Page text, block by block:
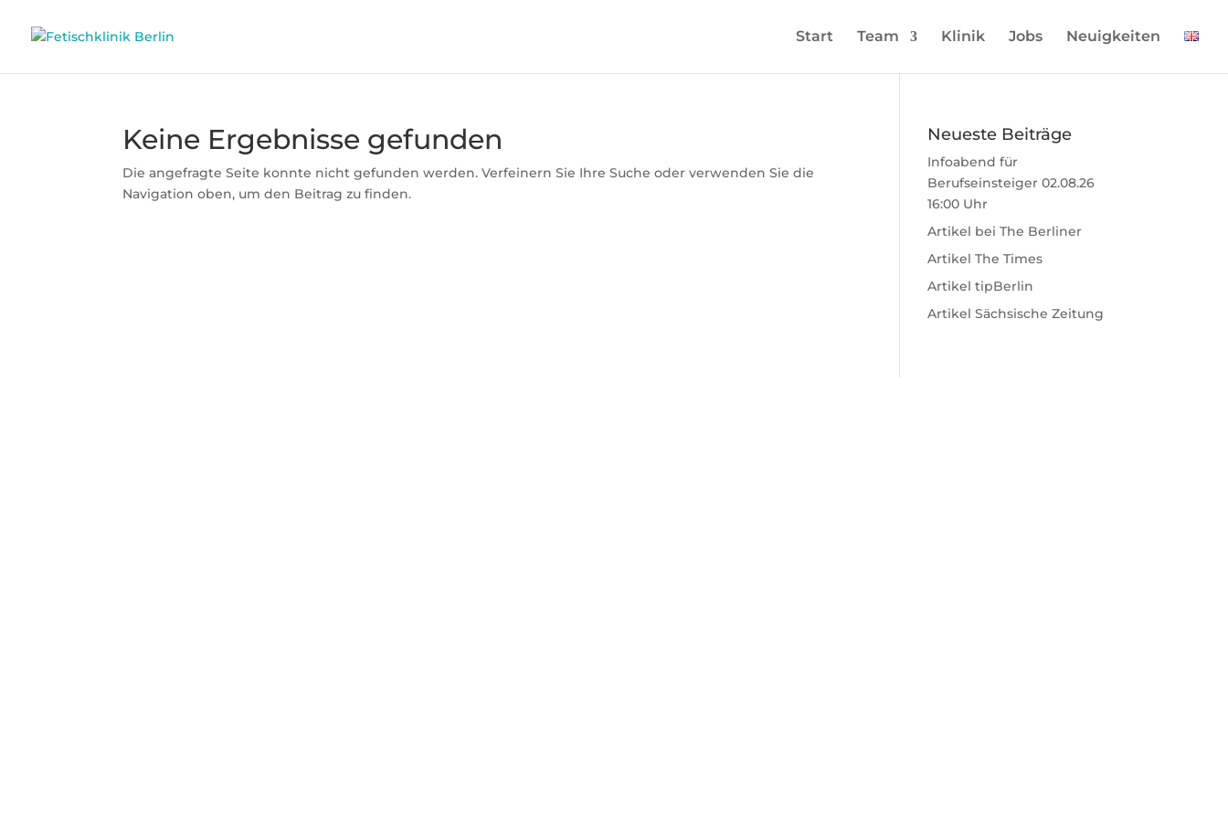
Start Team Klinik Jobs Neuigkeiten
Keine Ergebnisse gefunden
Die angefragte Seite konnte nicht gefunden werden. Verfeinern Sie Ihre Suche oder verwenden Sie die
Navigation oben, um den Beitrag zu finden.
Neueste Beiträge
Infoabend für
Berufseinsteiger 02.08.26
16:00 Uhr
Artikel bei The Berliner
Artikel The Times
Artikel tipBerlin
Artikel Sächsische Zeitung